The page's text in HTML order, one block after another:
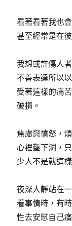
看著看著我也
甚至經常是在
我想或許傷人
不善表達所以
受著這樣的痛
破損。
焦慮與憤怒，
心裡鑿下洞，
少人不是就這
夜深人靜站在
看事情時，有
性去安慰自己